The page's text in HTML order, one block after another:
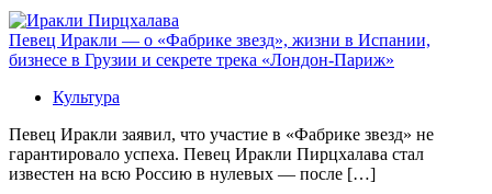
Певец Иракли — о «Фабрике звезд», жизни в Испании,
бизнесе в Грузии и секрете трека «Лондон-Париж»
Культура
Певец Иракли заявил, что участие в «Фабрике звезд» не
гарантировало успеха. Певец Иракли Пирцхалава стал
известен на всю Россию в нулевых — после […]